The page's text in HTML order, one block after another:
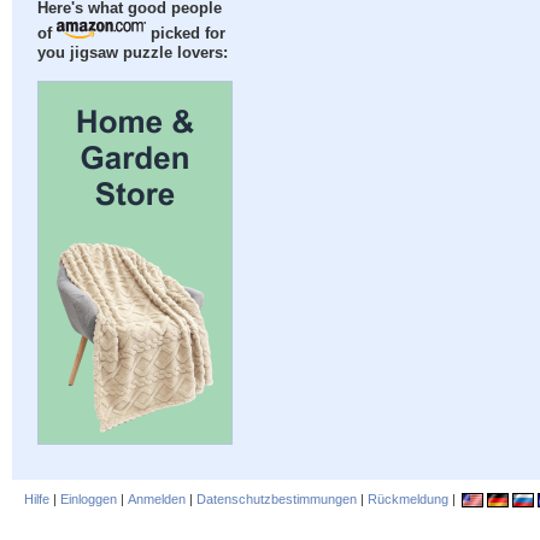
Here's what good people
of
picked for
you jigsaw puzzle lovers:
Hilfe | Einloggen | Anmelden | Datenschutzbestimmungen | Rückmeldung |